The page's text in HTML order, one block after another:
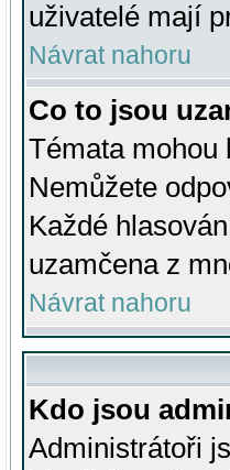
uživatelé mají
Návrat nahoru
Co to jsou
Témata mohou
Nemůžete
Každé
uzamčena z
Návrat nahoru
Kdo jsou
Administrátoři